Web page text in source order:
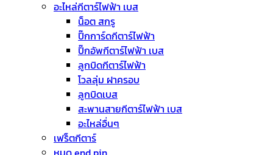
อะไหล่กีตาร์ไฟฟ้า เบส
น็อต สกรู
ปิ๊กการ์ดกีตาร์ไฟฟ้า
ปิ๊กอัพกีตาร์ไฟฟ้า เบส
ลูกบิดกีตาร์ไฟฟ้า
โวลลุ่ม ฝาครอบ
ลูกบิดเบส
สะพานสายกีตาร์ไฟฟ้า เบส
อะไหล่อื่นๆ
เฟร็ตกีตาร์